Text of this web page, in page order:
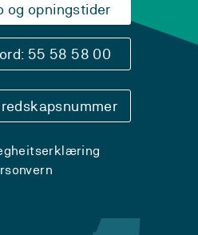
og opningstider
55 58 58 00